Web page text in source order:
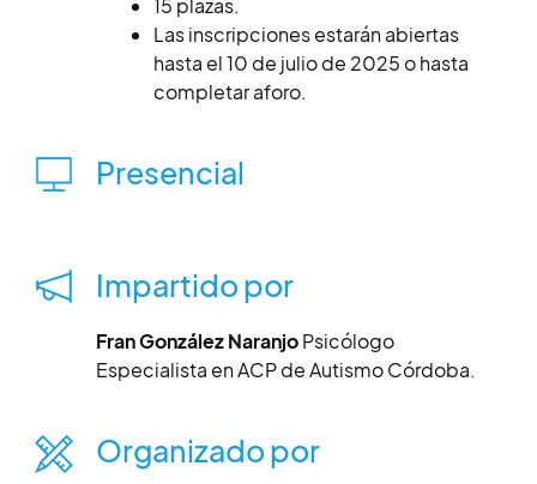
15 plazas.
Las inscripciones estarán abiertas
hasta el 10 de julio de 2025 o hasta
completar aforo.
Presencial
Impartido por
Fran González NaranjoPsicólogo
Especialista en ACP de Autismo Córdoba.
Organizado por